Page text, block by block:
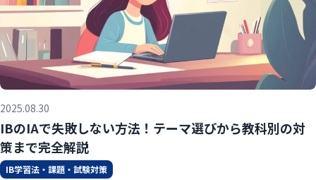
2025.08.30
IBのIAで失敗しない方法！テーマ選びから教科別の対
策まで完全解説
IB学習法・課題・試験対策